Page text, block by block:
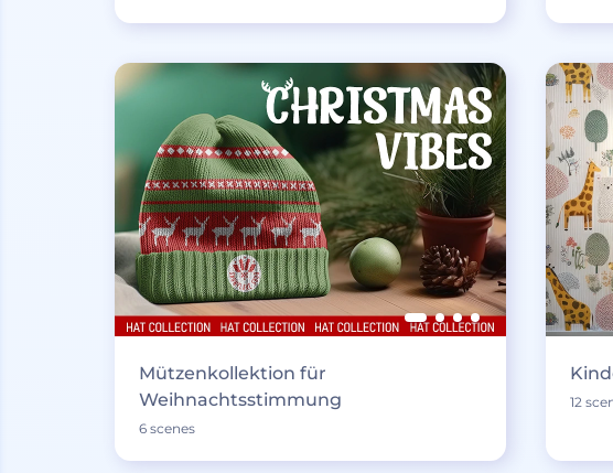
Mützenkollektion für
Weihnachtsstimmung
6 scenes
12